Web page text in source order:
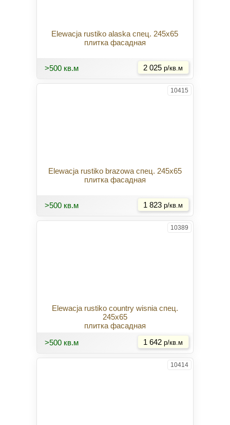
Elewacja rustiko alaska спец. 245x65
плитка фасадная
>500 кв.м 2 025 р/кв.м
10415
Elewacja rustiko brazowa спец. 245x65
плитка фасадная
>500 кв.м 1 823 р/кв.м
10389
Elewacja rustiko country wisnia спец.
245x65
плитка фасадная
>500 кв.м
1 642 р/кв.м
10414